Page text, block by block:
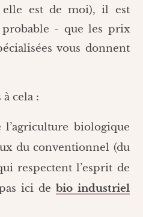
est de moi), il est
- que les prix
vous donnent
cela :
biologique
du conventionnel (du
respectent l’esprit de
ici de bio industriel